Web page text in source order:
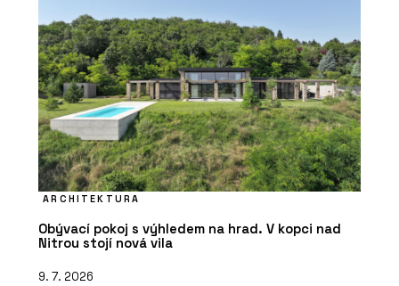
ARCHITEKTURA
Obývací pokoj s výhledem na hrad. V kopci nad
Nitrou stojí nová vila
9. 7. 2026